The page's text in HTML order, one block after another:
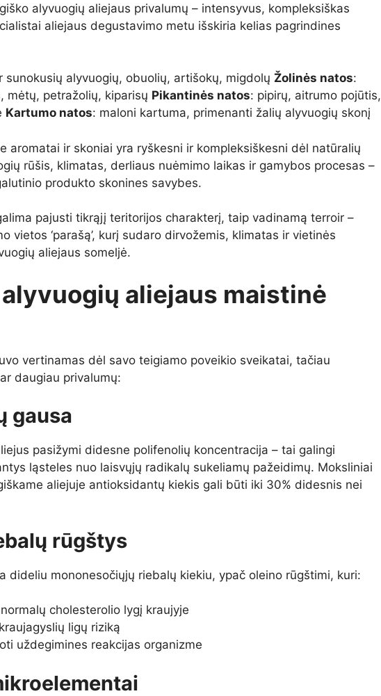
alyvuogių aliejaus privalumų – intensyvus, kompleksiškas
aliejaus degustavimo metu išskiria kelias pagrindines
sunokusių alyvuogių, obuolių, artišokų, migdolų Žolinės natos:
mėtų, petražolių, kiparisų Pikantinės natos: pipirų, aitrumo pojūtis,
Kartumo natos: maloni kartuma, primenanti žalių alyvuogių skonį
aromatai ir skoniai yra ryškesni ir kompleksiškesni dėl natūralių
rūšis, klimatas, derliaus nuėmimo laikas ir gamybos procesas –
produkto skonines savybes.
pajusti tikrąjį teritorijos charakterį, taip vadinamą terroir –
vietos ‘parašą’, kurį sudaro dirvožemis, klimatas ir vietinės
aliejaus someljė.
aliejaus maistinė
vertinamas dėl savo teigiamo poveikio sveikatai, tačiau
daugiau privalumų:
gausa
pasižymi didesne polifenolių koncentracija – tai galingi
ląsteles nuo laisvųjų radikalų sukeliamų pažeidimų. Moksliniai
aliejuje antioksidantų kiekis gali būti iki 30% didesnis nei
rūgštys
dideliu mononesočiųjų riebalų kiekiu, ypač oleino rūgštimi, kuri:
cholesterolio lygį kraujyje
ligų riziką
uždegimines reakcijas organizme